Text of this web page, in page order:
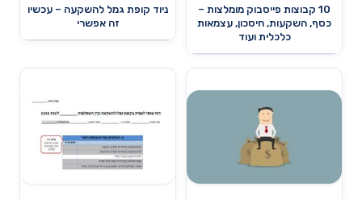
10 קבוצות פייסבוק מומלצות –
כסף, השקעות, חיסכון, עצמאות
כלכלית ועוד
ניוד קופת גמל להשקעה – עכשיו
זה אפשרי